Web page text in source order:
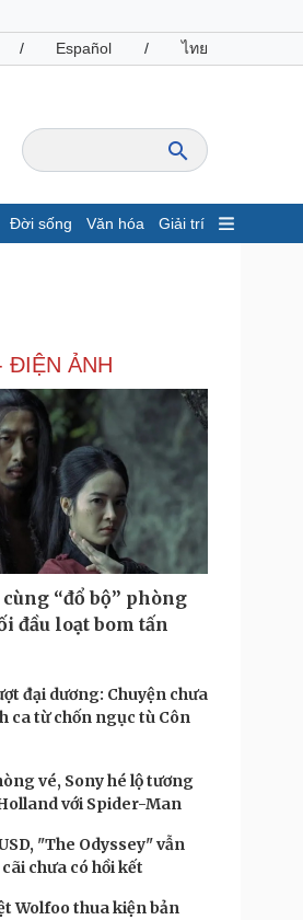
/ Español / ไทย
Đời sống Văn hóa Giải trí
Chứng khoán
Giá cà phê
Công nghệ
Sành điệu
Tin Công nghệ
Trải nghiệm
Chuyển đổi số
Podcast
Câu chuyện thời sự
Cửa sổ tình yêu
Kể chuyện cho bé
Hạt giống tâm hồn
ĐIỆN ẢNH
“đổ bộ” phòng
đầu loạt bom tấn
đại dương: Chuyện chưa
ca từ chốn ngục tù Côn
vé, Sony hé lộ tương
với Spider-Man
"The Odyssey" vẫn
chưa có hồi kết
Wolfoo thua kiện bản